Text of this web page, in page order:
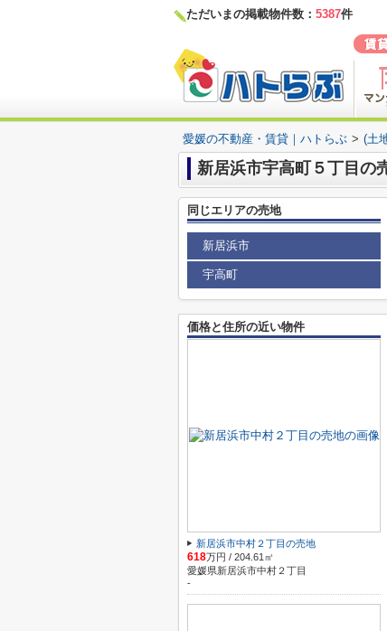
ただいまの掲載物件数： 5387件
愛媛の不動産・賃貸｜ハトらぶ > (土
新居浜市宇高町５丁目の
同じエリアの売地
新居浜市
宇高町
価格と住所の近い物件
新居浜市中村２丁目の売地
618万円 / 204.61㎡
愛媛県新居浜市中村２丁目
-